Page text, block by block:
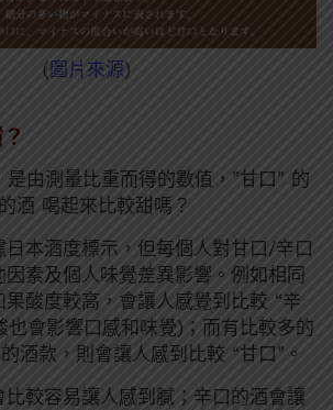
(圖片來源)
是由測量比重而得的數值，”甘口” 的
酒 喝起來比較甜嗎？
日本酒度標示，但每個人對甘口/辛口
因素及個人味覺差異影響。例如相同
果酸度較高，會讓人感覺到比較 “辛
也會影響口感和味覺)；而有比較多的
酒款，則會讓人感到比較 “甘口”。
較容易讓人感到膩；辛口的酒會讓